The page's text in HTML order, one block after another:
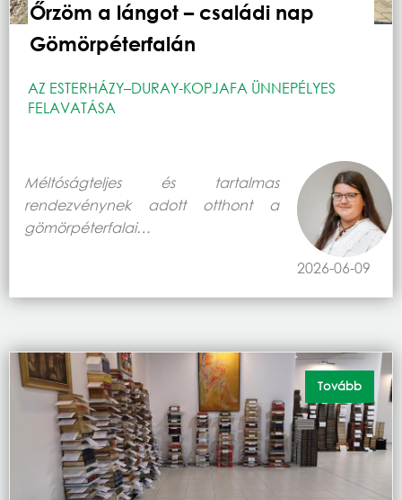
Őrzöm a lángot – családi nap
Gömörpéterfalán
AZ ESTERHÁZY–DURAY-KOPJAFA ÜNNEPÉLYES
FELAVATÁSA
2026-06-09
Méltóságteljes és tartalmas
rendezvénynek adott otthont a
gömörpéterfalai…
Tovább